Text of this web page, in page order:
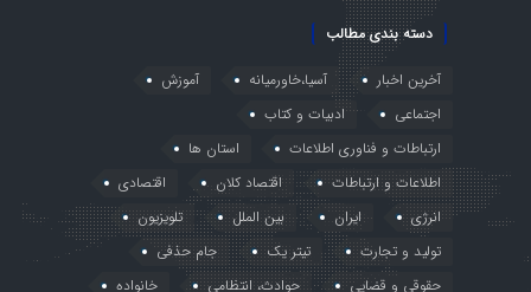
دسته بندی مطالب
آخرین اخبار آسیا،خاورمیانه
آموزش
اجتماعی
ادبیات و کتاب
ارتباطات و فناوری اطلاعات
استان ها
اطلاعات و ارتباطات
اقتصاد کلان
اقتصادی
انرژی
ایران بین الملل
تلویزیون
تولید و تجارت
تیتر یک
جام حذفی
حقوقی و قضایی
حوادث، انتظامی
خانواده